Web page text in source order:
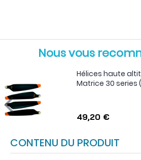
Nous vous
Hélices haute
Matrice 30 series
49,20 €
CONTENU DU PRODUIT